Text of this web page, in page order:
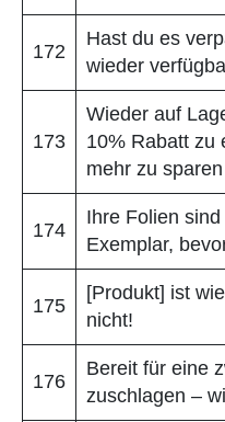
172
Hast du es
wieder
173
Wieder auf
10% Rabatt zu
mehr zu sparen
174
Ihre Folien
Exemplar,
175
[Produkt] ist
nicht!
176
Bereit für eine
zuschlagen –